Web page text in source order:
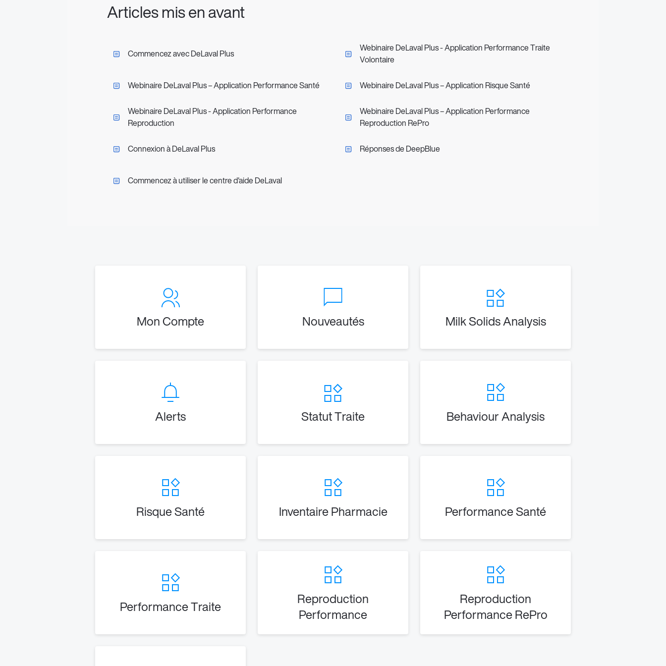
Articles mis en avant
Commencez avec DeLaval Plus
Webinaire DeLaval Plus - Application Performance Traite
Volontaire
Webinaire DeLaval Plus – Application Performance Santé Webinaire DeLaval Plus – Application Risque Santé
Webinaire DeLaval Plus - Application Performance
Reproduction
Webinaire DeLaval Plus – Application Performance
Reproduction RePro
Connexion à DeLaval Plus Réponses de DeepBlue
Commencez à utiliser le centre d'aide DeLaval
Mon Compte Nouveautés Milk Solids Analysis
Alerts Statut Traite Behaviour Analysis
Risque Santé Inventaire Pharmacie Performance Santé
Performance Traite
Reproduction
Performance
Reproduction
Performance RePro